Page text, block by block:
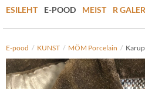
ESILEHT E-POOD MEIST R
E-pood / KUNST / MÖM Porcelain /